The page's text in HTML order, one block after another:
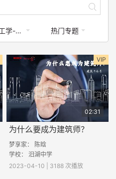
工学-建筑类 热门专题
VIP
02:31
为什么要成为建筑师？
梦享家：
陈晗
学校： 汨湖中学
2023-04-10 | 3188 次播放